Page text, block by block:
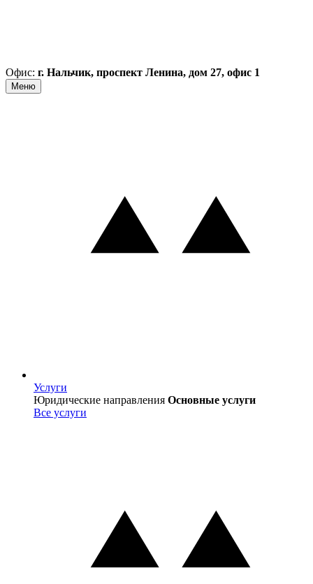
Офис: г. Нальчик, проспект Ленина, дом 27, офис 1
Меню
Услуги
Услуги
Юридические направления Основные услуги
Все услуги